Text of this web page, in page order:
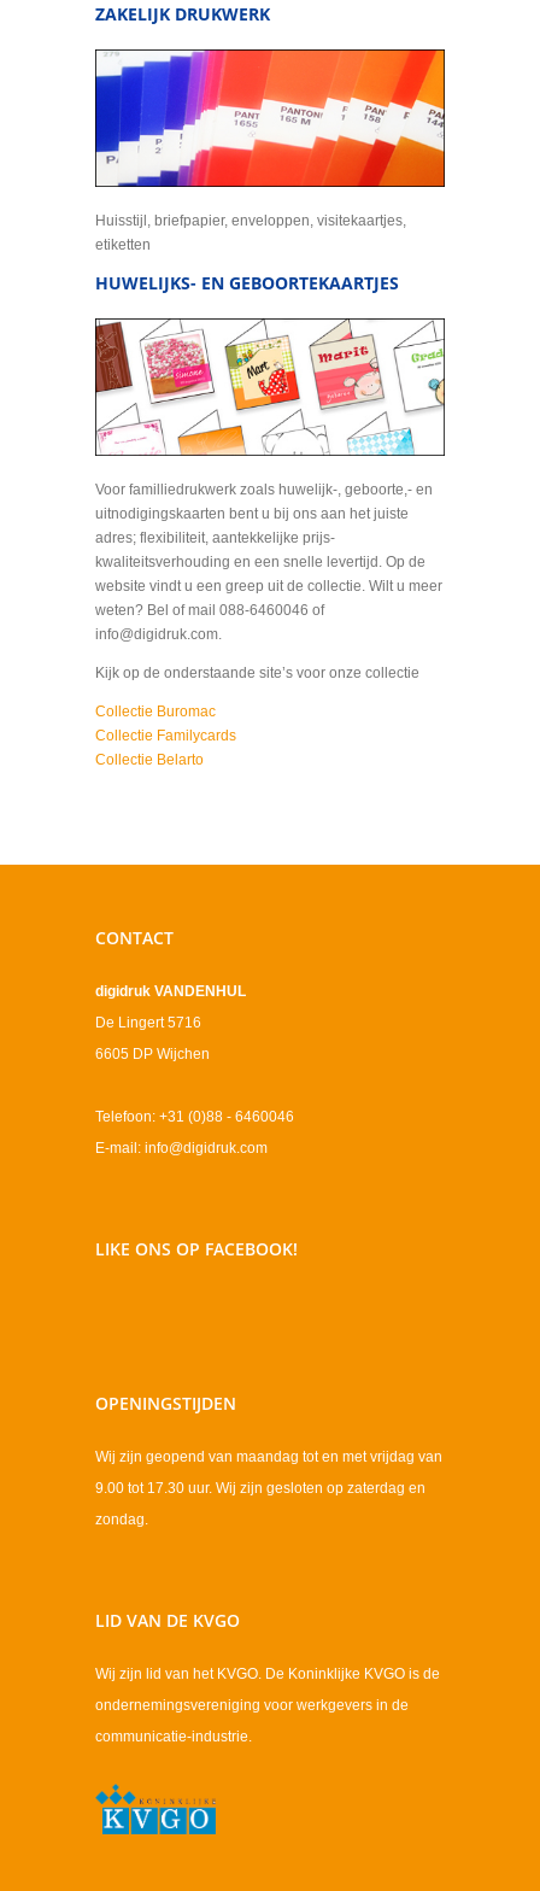
ZAKELIJK DRUKWERK
Huisstijl, briefpapier, enveloppen, visitekaartjes,
etiketten
HUWELIJKS- EN GEBOORTEKAARTJES
Voor familliedrukwerk zoals huwelijk-, geboorte,- en
uitnodigingskaarten bent u bij ons aan het juiste
adres; flexibiliteit, aantekkelijke prijs-
kwaliteitsverhouding en een snelle levertijd. Op de
website vindt u een greep uit de collectie. Wilt u meer
weten? Bel of mail 088-6460046 of
info@digidruk.com.
Kijk op de onderstaande site’s voor onze collectie
Collectie Buromac
Collectie Familycards
Collectie Belarto
CONTACT
digidruk VANDENHUL
De Lingert 5716
6605 DP Wijchen
Telefoon: +31 (0)88 - 6460046
E-mail: info@digidruk.com
LIKE ONS OP FACEBOOK!
OPENINGSTIJDEN
Wij zijn geopend van maandag tot en met vrijdag van
9.00 tot 17.30 uur. Wij zijn gesloten op zaterdag en
zondag.
LID VAN DE KVGO
Wij zijn lid van het KVGO. De Koninklijke KVGO is de
ondernemingsvereniging voor werkgevers in de
communicatie-industrie.